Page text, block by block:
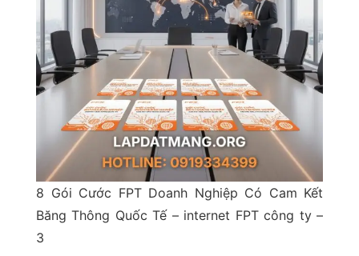
8 Gói Cước FPT Doanh Nghiệp Có Cam Kết
Băng Thông Quốc Tế – internet FPT công ty –
3